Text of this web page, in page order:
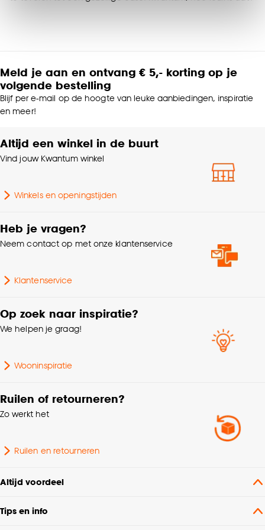
klikken.
Goed om te weten is dat je deze keuze altijd nog
Meld je aan en ontvang € 5,- korting op je
volgende bestelling
Blijf per e-mail op de hoogte van leuke aanbiedingen, inspiratie
en meer!
Altijd een winkel in de buurt
Vind jouw Kwantum winkel
Winkels en openingstijden
Heb je vragen?
Neem contact op met onze klantenservice
Klantenservice
Op zoek naar inspiratie?
We helpen je graag!
Wooninspiratie
Ruilen of retourneren?
Zo werkt het
Ruilen en retourneren
Altijd voordeel
Tips en info